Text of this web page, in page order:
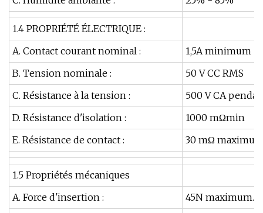
1.4 PROPRIÉTÉ ÉLECTRIQUE :
A. Contact courant nominal :
1,5A minimum
B. Tension nominale :
50 V CC RMS
C. Résistance à la tension :
500 V CA
D. Résistance d'isolation :
1000 mΩmin
E. Résistance de contact :
30 mΩ
1.5 Propriétés mécaniques
A. Force d'insertion :
45N maximum.